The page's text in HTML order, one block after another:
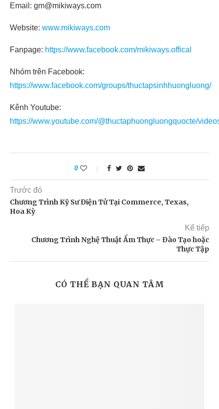
Email: gm@mikiways.com
Website: www.mikiways.com
Fanpage: https://www.facebook.com/mikiways.offical
Nhóm trên Facebook:
https://www.facebook.com/groups/thuctapsinhhuongluong/
Kênh Youtube:
https://www.youtube.com/@thuctaphuongluongquocte/
0
Trước đó
Chương Trình Kỹ Sư Điện Tử Tại Commerce, Texas,
Hoa Kỳ
Kế tiếp
Chương Trình Nghệ Thuật Ẩm Thực – Đào Tạo hoặc
Thực Tập
CÓ THỂ BẠN QUAN TÂM